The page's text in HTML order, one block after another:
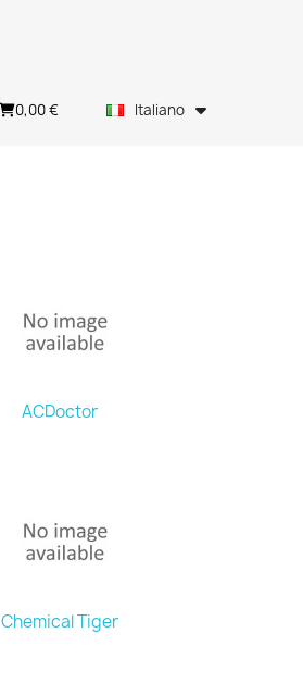
0,00 € Italiano
ACDoctor
Chemical Tiger